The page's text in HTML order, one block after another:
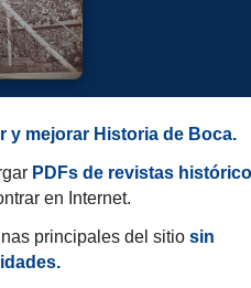
y mejorar Historia de Boca.
PDFs de revistas
en Internet.
principales del sitio sin